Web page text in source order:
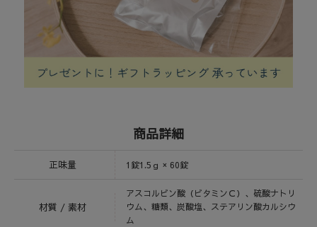
商品詳細
正味量 1錠1.5ｇ × 60錠
材質 / 素材
アスコルビン酸（ビタミンＣ）、硫酸ナトリ
ウム、糖類、炭酸塩、ステアリン酸カルシウ
ム